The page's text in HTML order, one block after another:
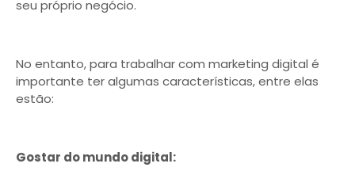
seu próprio negócio.
No entanto, para trabalhar com marketing digital é
importante ter algumas características, entre elas
estão:
Gostar do mundo digital: